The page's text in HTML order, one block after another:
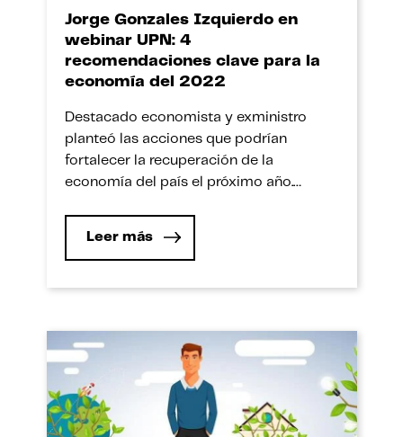
Jorge Gonzales Izquierdo en
webinar UPN: 4
recomendaciones clave para la
economía del 2022
Destacado economista y exministro
planteó las acciones que podrían
fortalecer la recuperación de la
economía del país el próximo año.
Webinar Premium: “Perspectivas
recuperamos?”, evento que contó con la
Jorge Gonzales Izquierdo, exministro de
estado en […]
Leer más